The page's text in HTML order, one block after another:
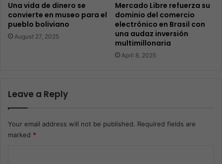
Una vida de dinero se
convierte en museo para el
pueblo boliviano
August 27, 2025
Mercado Libre refuerza su
dominio del comercio
electrónico en Brasil con
una audaz inversión
multimillonaria
April 8, 2025
Leave a Reply
Your email address will not be published. Required fields are
marked *